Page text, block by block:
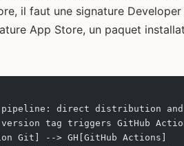
il faut une signature
App Store, un paquet
direct distribution
tag triggers GitHub
Git] --> GH[GitHub Actions]